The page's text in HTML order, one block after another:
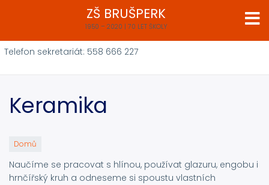
obsahu
ZŠ BRUŠPERK
1950 – 2020 | 70 LET ŠKOLY
Telefon sekretariát: 558 666 227
Keramika
Domů
Naučíme se pracovat s hlínou, používat glazuru, engobu i
hrnčířský kruh a odneseme si spoustu vlastních